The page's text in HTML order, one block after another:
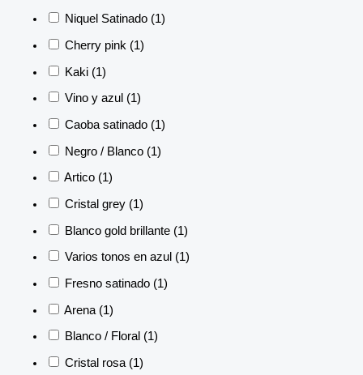
Niquel Satinado (1)
Cherry pink (1)
Kaki (1)
Vino y azul (1)
Caoba satinado (1)
Negro / Blanco (1)
Artico (1)
Cristal grey (1)
Blanco gold brillante (1)
Varios tonos en azul (1)
Fresno satinado (1)
Arena (1)
Blanco / Floral (1)
Cristal rosa (1)